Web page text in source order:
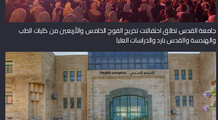
جامعة القدس تطلق احتفالات تخريج الفوج الخامس والأربعين من كليات الطب
والهندسة والقدس بارد والدراسات العليا